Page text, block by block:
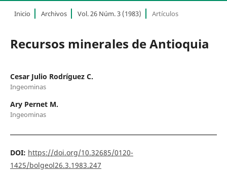
Inicio Archivos Vol. 26 Núm. 3 (1983) Artículos
Recursos minerales de Antioquia
Cesar Julio Rodríguez C.
Ingeominas
Ary Pernet M.
Ingeominas
DOI: https://doi.org/10.32685/0120-
1425/bolgeol26.3.1983.247